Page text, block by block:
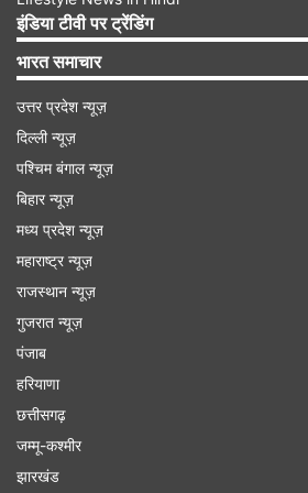
Advertisement
SRH vs MI मैच को ऑनलाइन कैसे
सनराइजर्स हैदराबाद और मुंबई इंडियंस
आईपीएल 2025 के इस मुकाबले को
इंडिया टीवी पर ट्रेंडिंग
भारत समाचार
उत्तर प्रदेश न्यूज़
दिल्ली न्यूज़
पश्चिम बंगाल न्यूज़
बिहार न्यूज़
मध्य प्रदेश न्यूज़
महाराष्ट्र न्यूज़
राजस्थान न्यूज़
गुजरात न्यूज़
पंजाब
हरियाणा
छत्तीसगढ़
जम्मू-कश्मीर
झारखंड